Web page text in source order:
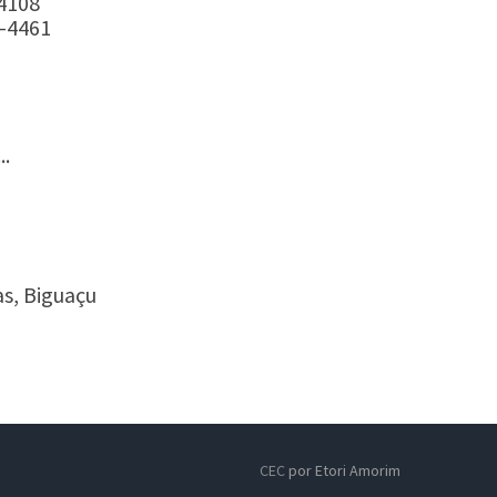
Biguaçu
CEC por Etori Amorim